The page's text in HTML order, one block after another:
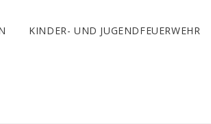
KINDER- UND JUGENDFEUERWEHR